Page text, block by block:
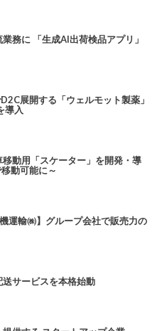
務に 「生成AI出荷検品アプリ」
展開する「ウェルモット製薬」
導入
動用「スケーター」を開発・導
動可能に～
運輸㈱】グループ会社で販売力の
サービスを本格始動